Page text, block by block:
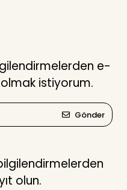
e-
istiyorum.
Gönder
olun.